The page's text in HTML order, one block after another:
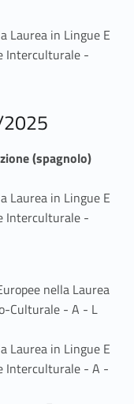
Laurea in Lingue E
Interculturale -
(spagnolo)
Laurea in Lingue E
Interculturale -
nella Laurea
Culturale - A - L
Laurea in Lingue E
Interculturale - A -